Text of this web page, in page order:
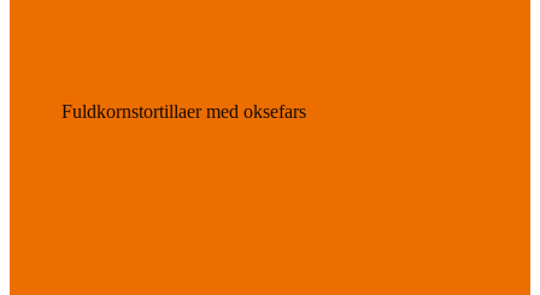
Fuldkornstortillaer med oksefars